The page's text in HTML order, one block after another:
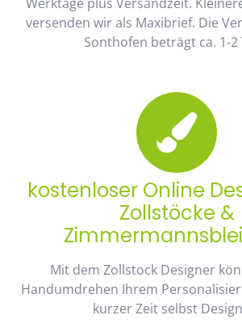
versenden wir als Maxibrief. Die
Sonthofen beträgt ca. 1-2
kostenloser Online
Zollstöcke &
Mit dem Zollstock Designer
Handumdrehen Ihrem
kurzer Zeit selbst